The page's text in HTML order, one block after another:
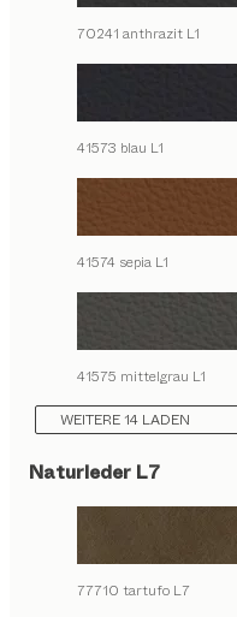
70241 anthrazit L1
41573 blau L1
41574 sepia L1
41575 mittelgrau L1
WEITERE 14 LADEN
Naturleder L7
77710 tartufo L7